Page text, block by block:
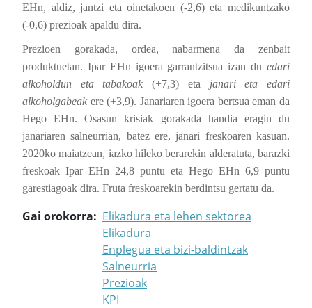
EHn, aldiz, jantzi eta oinetakoen (-2,6) eta medikuntzako
(-0,6) prezioak apaldu dira.
Prezioen gorakada, ordea, nabarmena da zenbait
produktuetan. Ipar EHn igoera garrantzitsua izan du edari
alkoholdun eta tabakoak (+7,3) eta janari eta edari
alkoholgabeak ere (+3,9). Janariaren igoera bertsua eman da
Hego EHn. Osasun krisiak gorakada handia eragin du
janariaren salneurrian, batez ere, janari freskoaren kasuan.
2020ko maiatzean, iazko hileko berarekin alderatuta, barazki
freskoak Ipar EHn 24,8 puntu eta Hego EHn 6,9 puntu
garestiagoak dira. Fruta freskoarekin berdintsu gertatu da.
Gai orokorra
Elikadura eta lehen sektorea
Elikadura
Enplegua eta bizi-baldintzak
Salneurria
Prezioak
KPI